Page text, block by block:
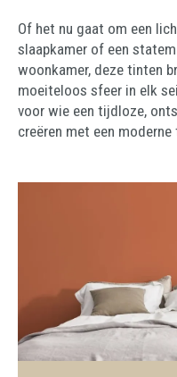
Of het nu gaat om een
slaapkamer of een
woonkamer, deze tinten
moeiteloos sfeer in elk
voor wie een tijdloze,
creëren met een moderne